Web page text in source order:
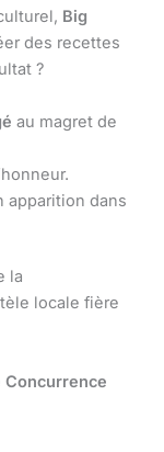
Big
des recettes
?
au magret de
apparition dans
la
locale fière
Concurrence